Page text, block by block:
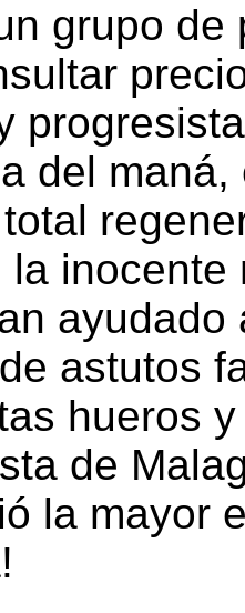
grupo de
del
astutos
hueros
de
la mayor